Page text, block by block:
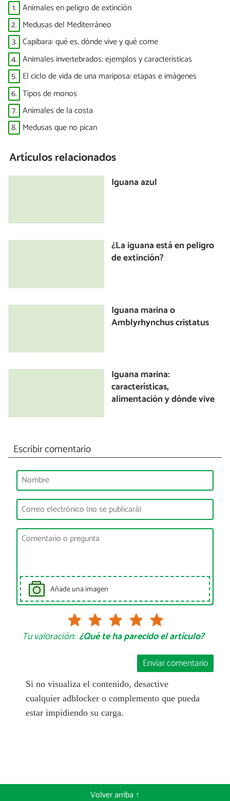
1. Animales en peligro de extinción
2. Medusas del Mediterráneo
3. Capibara: qué es, dónde vive y qué come
4. Animales invertebrados: ejemplos y características
5. El ciclo de vida de una mariposa: etapas e imágenes
6. Tipos de monos
7. Animales de la costa
8. Medusas que no pican
Artículos relacionados
Iguana azul
¿La iguana está en peligro
de extinción?
Iguana marina o
Amblyrhynchus cristatus
Iguana marina:
características,
alimentación y dónde vive
Escribir comentario
Añade una imagen
Tu valoración: ¿Qué te ha parecido el artículo?
Enviar comentario
Si no visualiza el contenido, desactive
cualquier adblocker o complemento que pueda
estar impidiendo su carga.
Volver arriba ↑